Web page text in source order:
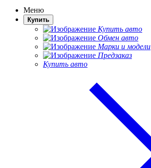
Меню
Купить
Купить авто
Обмен авто
Марки и модели
Предзаказ
Купить авто